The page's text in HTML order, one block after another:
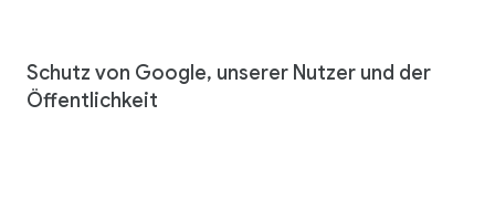
Schutz von Google, unserer Nutzer und der
Öffentlichkeit